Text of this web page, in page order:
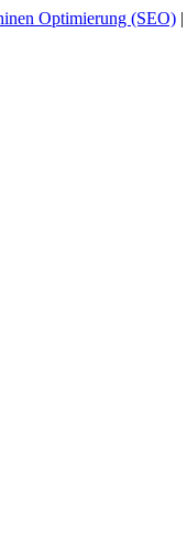
Optimierung (SEO) |